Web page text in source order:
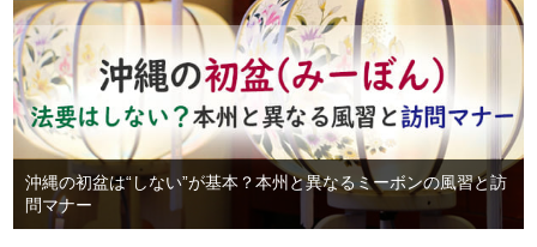
沖縄の初盆は“しない”が基本？本州と異なるミーボンの風習と訪
問マナー